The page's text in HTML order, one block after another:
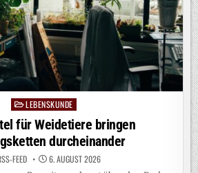
Posted
in
LEBENSKUNDE
für Weidetiere bringen
durcheinander
FEED 6. AUGUST 2026